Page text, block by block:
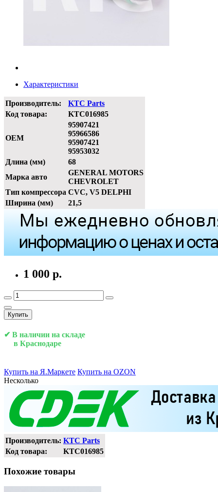
Характеристики
Производитель:
KTC Parts
Код товара:
KTC016985
OEM
95907421
95966586
95907421
95953032
Длина (мм)
68
Марка авто
GENERAL MOTORS
CHEVROLET
Тип компрессора CVC, V5 DELPHI
Ширина (мм)
21,5
1 000 р.
Купить
✔ В наличии на складе
в Краснодаре
Купить на Я.Маркете Купить на OZON
Несколько
Производитель: KTC Parts
Код товара:
KTC016985
Похожие товары